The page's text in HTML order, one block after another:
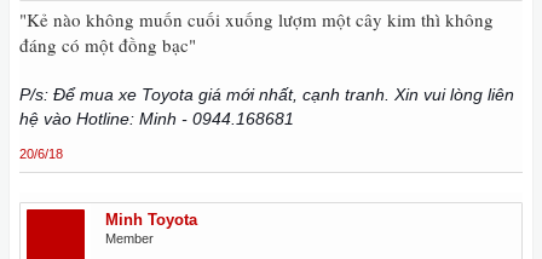
"Kẻ nào không muốn cuối xuống lượm một cây kim thì không
đáng có một đồng bạc"
P/s: Để mua xe Toyota giá mới nhất, cạnh tranh. Xin vui lòng liên
hệ vào Hotline: Minh - 0944.168681
20/6/18
Minh Toyota
Member